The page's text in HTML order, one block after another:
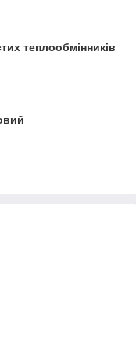
теплообмінників